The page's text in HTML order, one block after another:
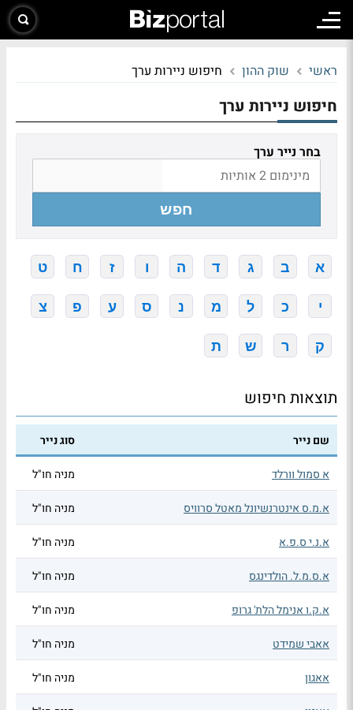
ראשי שוק ההון חיפוש ניירות ערך
חיפוש ניירות ערך
בחר נייר ערך
חפש
א ב ג ד ה ו ז ח ט
י כ ל מ נ ס ע פ צ
ק ר ש ת
תוצאות חיפוש
שם נייר סוג נייר
א סמול וורלד מניה חו"ל
א.מ.ס אינטרנשיונל מאטל סרוויס מניה חו"ל
א.נ.י ס.פ.א מניה חו"ל
א.ס.מ.ל. הולדינגס מניה חו"ל
א.ק.ו אנימל הלת' גרופ מניה חו"ל
אאבי שמידט מניה חו"ל
אאגון מניה חו"ל